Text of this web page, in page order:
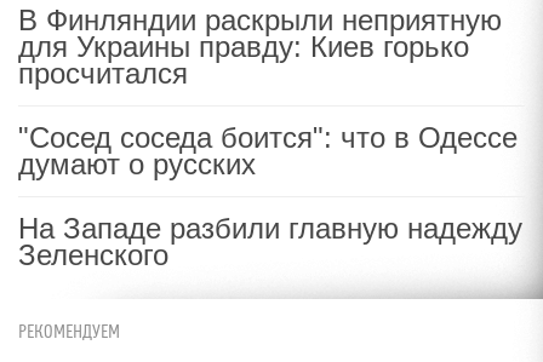
В Финляндии раскрыли неприятную
для Украины правду: Киев горько
просчитался
"Сосед соседа боится": что в Одессе
думают о русских
На Западе разбили главную надежду
Зеленского
РЕКОМЕНДУЕМ